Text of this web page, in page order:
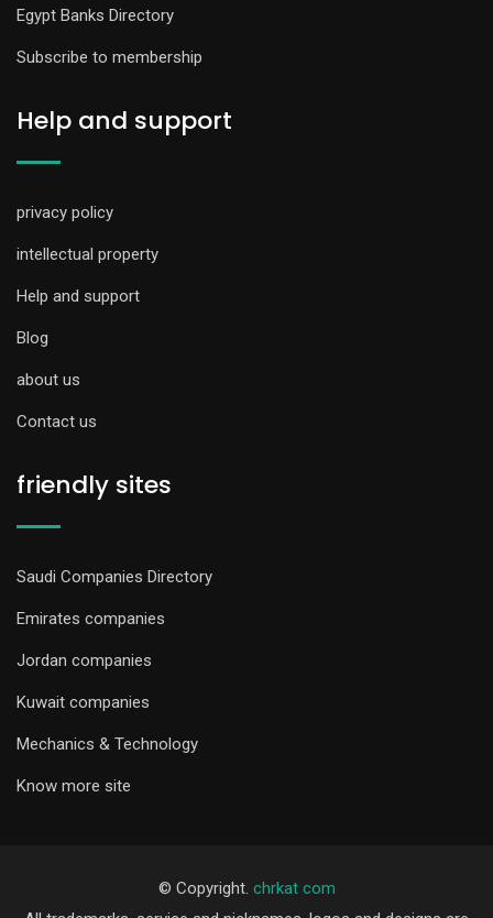
Egypt Banks Directory
Subscribe to membership
Help and support
privacy policy
intellectual property
Help and support
Blog
about us
Contact us
friendly sites
Saudi Companies Directory
Emirates companies
Jordan companies
Kuwait companies
Mechanics & Technology
Know more site
© Copyright. chrkat com